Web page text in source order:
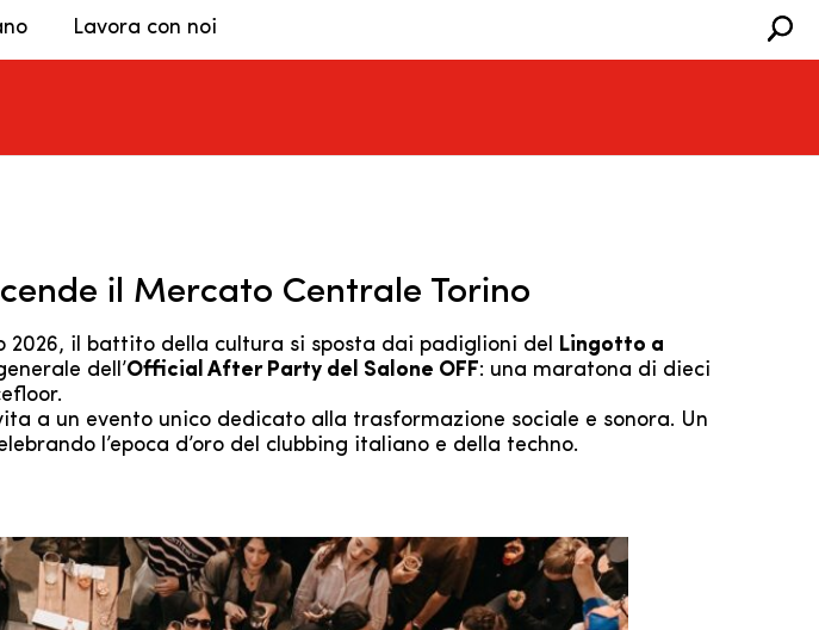
Lavora con noi
il Mercato Centrale Torino
2026, il battito della cultura si sposta dai padiglioni del Lingotto a
dell’Official After Party del Salone OFF: una maratona di dieci
a un evento unico dedicato alla trasformazione sociale e sonora. Un
l’epoca d’oro del clubbing italiano e della techno.